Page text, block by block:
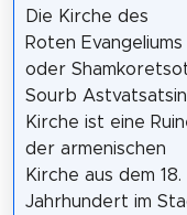
Die Kirche des
Roten Evangeliums
oder
Sourb Astvatsatsin
Kirche ist eine
der armenischen
Kirche aus dem 18.
Jahrhundert im